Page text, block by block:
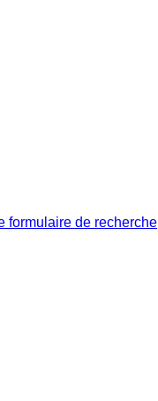
formulaire de recherche